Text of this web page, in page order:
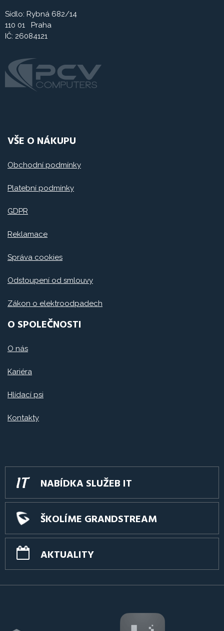
Sídlo: Rybná 682/14
110 01 Praha
IČ: 26084121
VŠE O NÁKUPU
Obchodní podmínky
Platební podmínky
GDPR
Reklamace
Správa cookies
Odstoupení od smlouvy
Zákon o elektroodpadech
O SPOLEČNOSTI
O nás
Kariéra
Hlídací psi
Kontakty
NABÍDKA SLUŽEB IT
ŠKOLÍME GRANDSTREAM
AKTUALITY